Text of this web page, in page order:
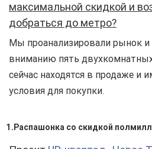
максимальной скидкой и
добраться до метро?
Мы проанализировали рынок
вниманию пять
сейчас находятся в продаже и
условия для покупки.
1.Распашонка со скидкой